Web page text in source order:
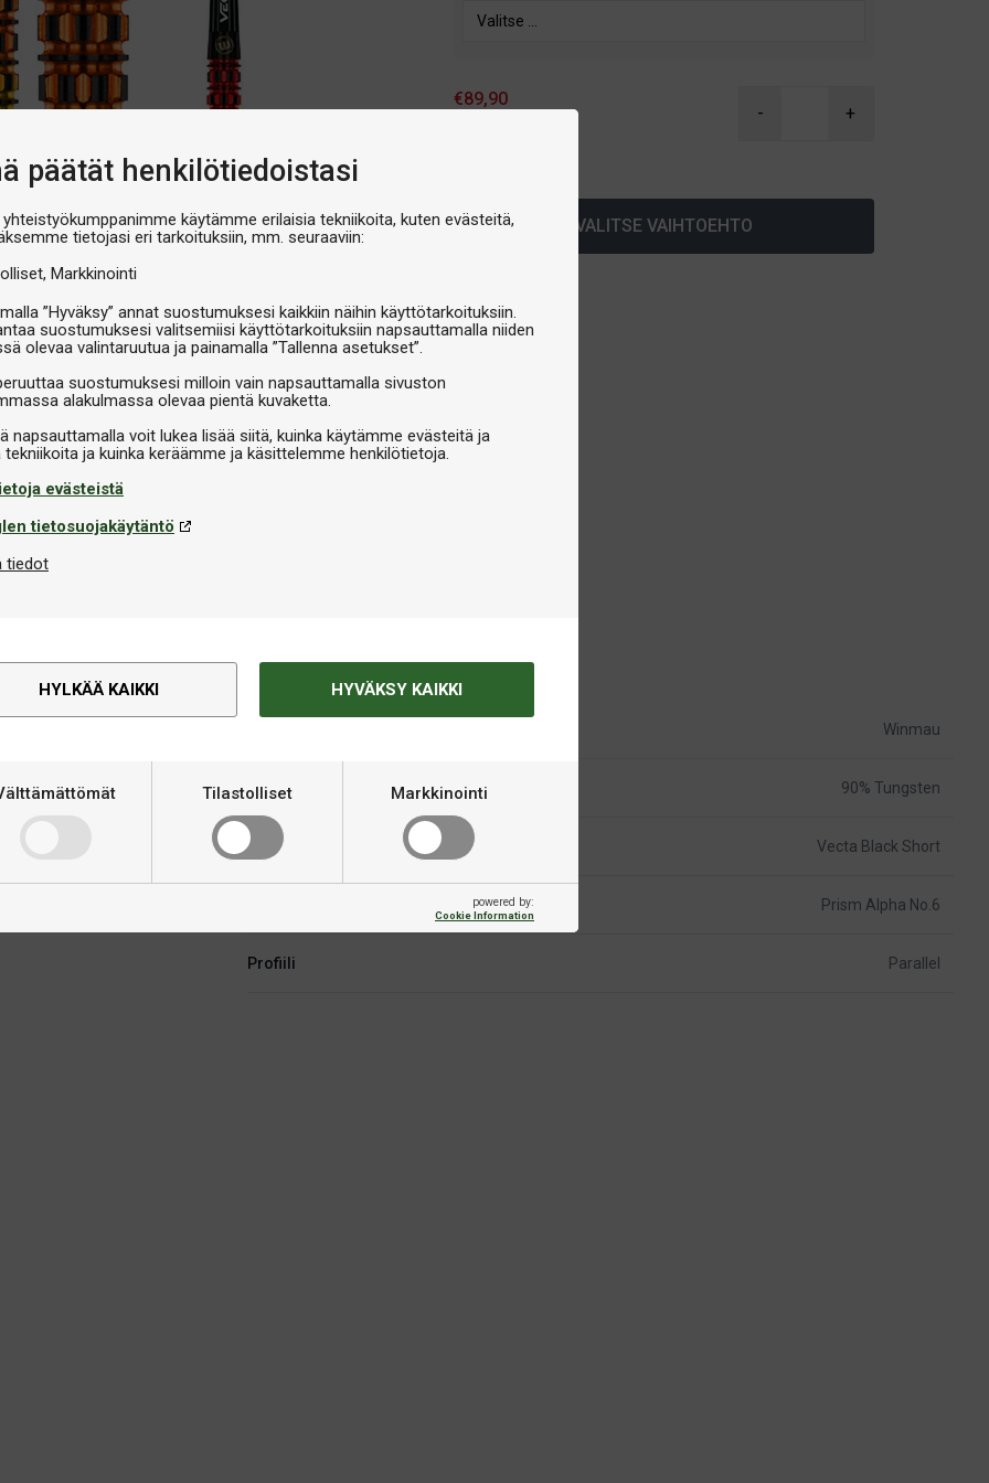
päätät henkilötiedoistasi
yhteistyökumppanimme käytämme erilaisia tekniikoita, kuten evästeitä,
tietojasi eri tarkoituksiin, mm. seuraaviin:
Markkinointi
”Hyväksy” annat suostumuksesi kaikkiin näihin käyttötarkoituksiin.
suostumuksesi valitsemiisi käyttötarkoituksiin napsauttamalla niiden
olevaa valintaruutua ja painamalla ”Tallenna asetukset”.
suostumuksesi milloin vain napsauttamalla sivuston
alakulmassa olevaa pientä kuvaketta.
napsauttamalla voit lukea lisää siitä, kuinka käytämme evästeitä ja
evästeistä
tietosuojakäytäntö
tiedot
HYLKÄÄ KAIKKI HYVÄKSY KAIKKI
Tilastolliset Markkinointi
powered by:
Cookie Information
€89,90
- +
VALITSE VAIHTOEHTO
designilla varustetut
keskitetty painojakauma
(lyhyet), Prism Alpha-
Tekninen informaatio
Winmau
Materiaali 90% Tungsten
Varret Vecta Black Short
Prism Alpha No.6
Profiili Parallel